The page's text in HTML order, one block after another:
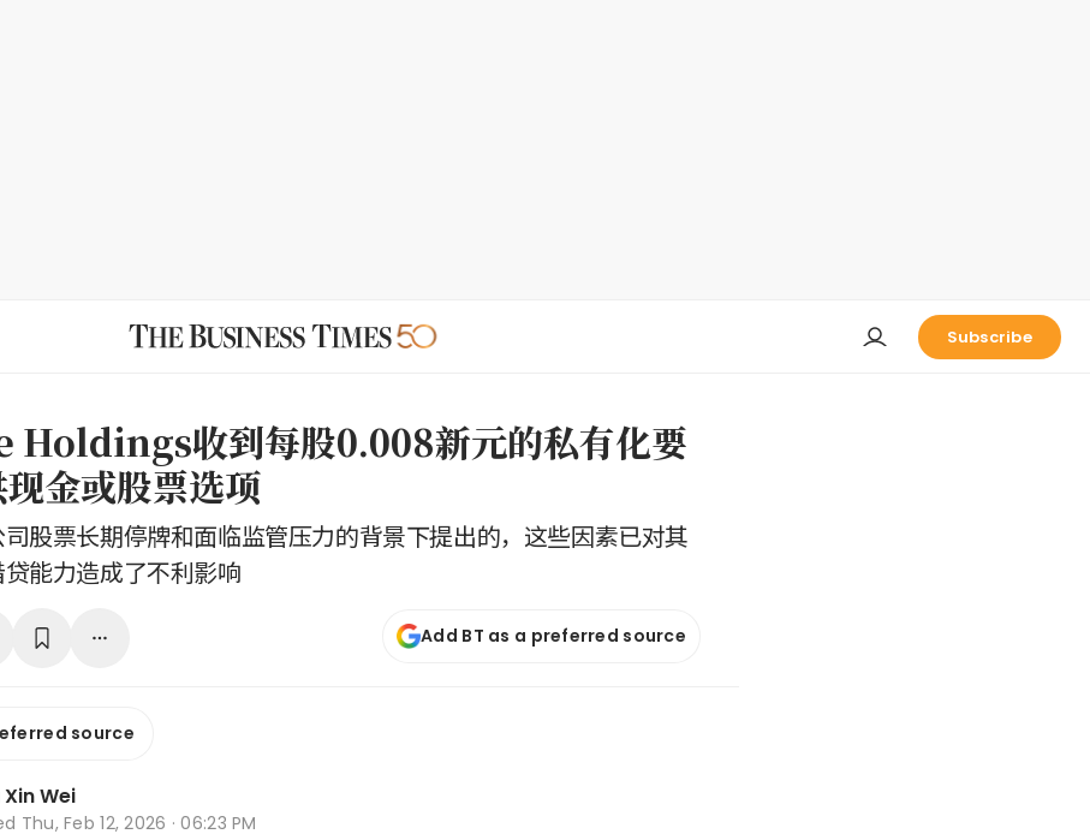
Subscribe
Holdings收到每股0.008新元的私有化要
金或股票选项
股票长期停牌和面临监管压力的背景下提出的，这些因素已对其
能力造成了不利影响
Add BT as a preferred source
source
Wei
Thu, Feb 12, 2026 · 06:23 PM